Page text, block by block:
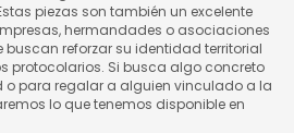
piezas son también un excelente
hermandades o asociaciones
reforzar su identidad territorial
protocolarios. Si busca algo concreto
o para regalar a alguien vinculado a la
lo que tenemos disponible en